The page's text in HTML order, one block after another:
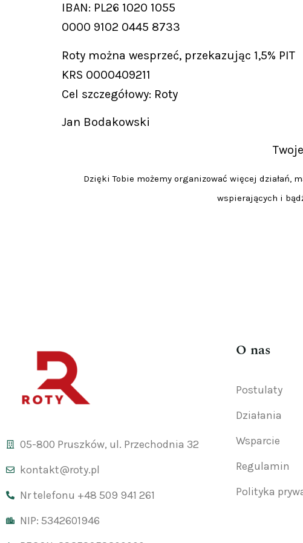
IBAN: PL26 1020 1055
0000 9102 0445 8733
Roty można wesprzeć, przekazując 1,5% PIT
KRS 0000409211
Cel szczegółowy: Roty
Jan Bodakowski
Dzięki Tobie możemy organizować więcej
wspierających i
05-800 Pruszków, ul. Przechodnia 32
kontakt@roty.pl
Nr telefonu +48 509 941 261
NIP: 5342601946
O nas
Postulaty
Działania
Wsparcie
Regulamin
Polityka